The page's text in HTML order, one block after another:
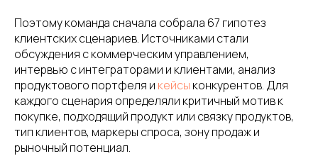
Поэтому команда сначала собрала 67 гипотез
клиентских сценариев. Источниками стали
обсуждения с коммерческим управлением,
интервью с интеграторами и клиентами, анализ
продуктового портфеля и кейсы конкурентов. Для
каждого сценария определяли критичный мотив к
покупке, подходящий продукт или связку продуктов,
тип клиентов, маркеры спроса, зону продаж и
рыночный потенциал.